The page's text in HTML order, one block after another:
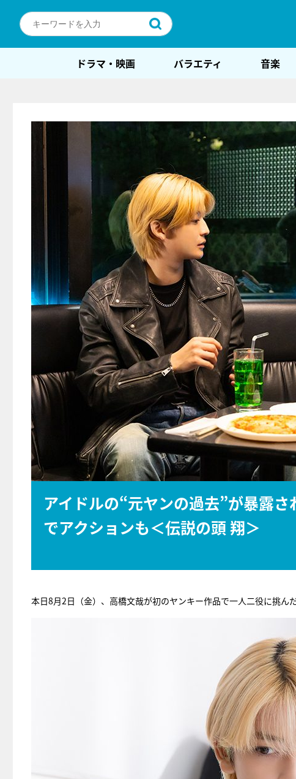
ドラマ・映画 バラエティ 音楽
アイドルの“元ヤンの過去”が暴露
でアクションも＜伝説の頭 翔＞
本日8月2日（金）、高橋文哉が初のヤンキー作品で一人二役に挑ん